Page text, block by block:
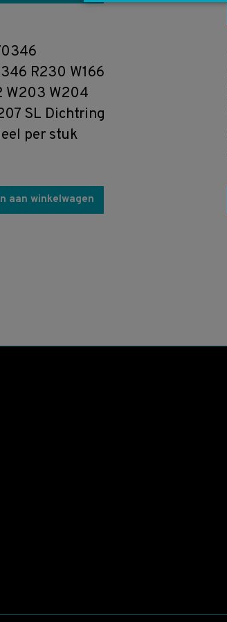
R230 W166
W203 W204
SL Dichtring
per stuk
aan winkelwagen